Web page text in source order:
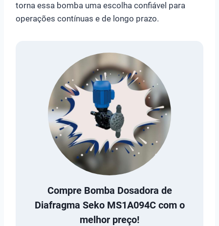
torna essa bomba uma escolha confiável para
operações contínuas e de longo prazo.
Compre Bomba Dosadora de
Diafragma Seko MS1A094Ccom o
melhor preço!